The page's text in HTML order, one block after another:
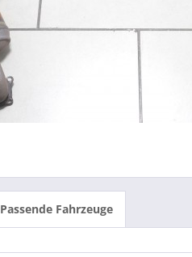
Passende Fahrzeuge